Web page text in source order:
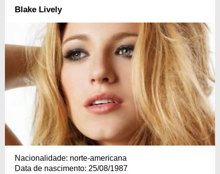
Blake Lively
Nacionalidade: norte-americana
Data de nascimento: 25/08/1987